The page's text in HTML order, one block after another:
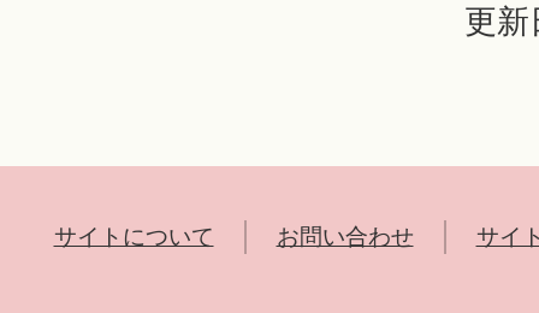
更
サイトについて お問い合わせ サイ